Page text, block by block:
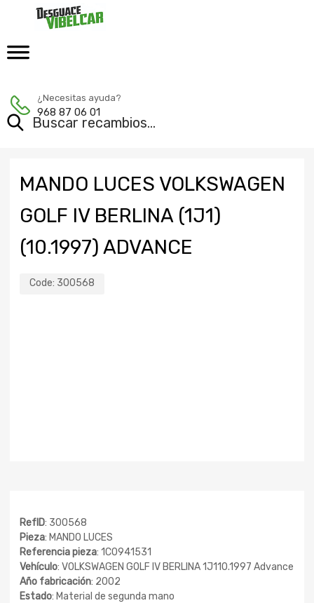
¿Necesitas ayuda?
968 87 06 01
MANDO LUCES VOLKSWAGEN
GOLF IV BERLINA (1J1)
(10.1997) ADVANCE
Code: 300568
RefID: 300568
Pieza: MANDO LUCES
Referencia pieza: 1C0941531
Vehículo: VOLKSWAGEN GOLF IV BERLINA 1J110.1997 Advance
Año fabricación: 2002
Estado: Material de segunda mano